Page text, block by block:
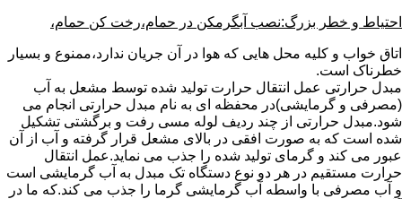
احتیاط و خطر بزرگ:نصب آبگرمکن در حمام،رخت کن حمام،
اتاق خواب و کلیه محل هایی که هوا در آن جریان ندارد،ممنوع و بسیار
خطرناک است.
مبدل حرارتی عمل انتقال حرارت تولید شده توسط مشعل به آب
(مصرفی و گرمایشی)در محفظه ای به نام مبدل حرارتی انجام می
شود.مبدل حرارتی از چند ردیف لوله مسی رفت و برگشتی تشکیل
شده است که به صورت افقی در بالای مشعل قرار گرفته و آب از آن
عبور می کند و گرمای تولید شده را جذب می نماید.عمل انتقال
حرارت مستقیم در هر دو نوع دستگاه تک مبدل به آب گرمایشی است
و آب مصرفی با واسطه آب گرمایشی گرما را جذب می کند.که ما در